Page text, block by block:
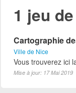
1 jeu
Cartographie
Ville de Nice
Vous trouverez ici
Mise à jour: 17 Mai 2019